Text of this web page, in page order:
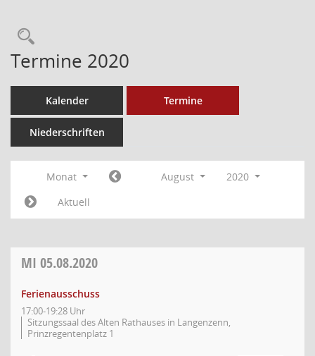
Termine 2020
Kalender Termine
Niederschriften
Monat August
2020
Aktuell
MI 05.08.2020
Ferienausschuss
17:00-19:28 Uhr
Sitzungssaal des Alten Rathauses in Langenzenn,
Prinzregentenplatz 1